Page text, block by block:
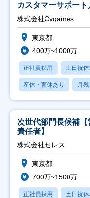
カスタマーサポー
株式会社Cygames
東京都
400万~1000万
正社員採用 土日祝
産休・育休あり 月
次世代部門長候補
責任者】
株式会社セレス
東京都
700万~1500万
正社員採用 土日祝